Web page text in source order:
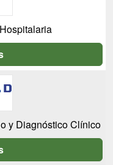
y Diagnóstico Clínico